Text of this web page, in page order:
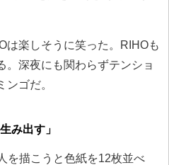
は楽しそうに笑った。RIHOも
。深夜にも関わらずテンショ
ンゴだ。
み出す」
を描こうと色紙を12枚並べ